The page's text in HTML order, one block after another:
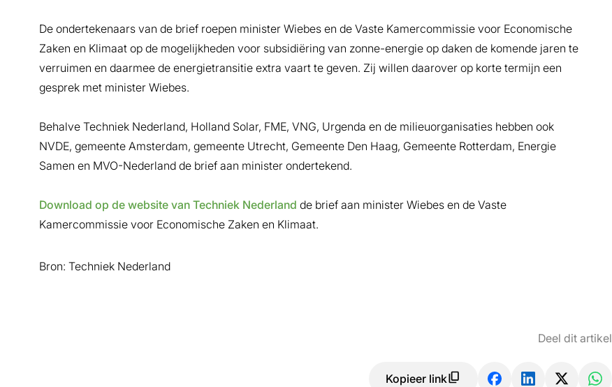
De ondertekenaars van de brief roepen minister Wiebes en de Vaste Kamercommissie voor Economische
Zaken en Klimaat op de mogelijkheden voor subsidiëring van zonne-energie op daken de komende jaren te
verruimen en daarmee de energietransitie extra vaart te geven. Zij willen daarover op korte termijn een
gesprek met minister Wiebes.
Behalve Techniek Nederland, Holland Solar, FME, VNG, Urgenda en de milieuorganisaties hebben ook
NVDE, gemeente Amsterdam, gemeente Utrecht, Gemeente Den Haag, Gemeente Rotterdam, Energie
Samen en MVO-Nederland de brief aan minister ondertekend.
Download op de website van Techniek Nederland de brief aan minister Wiebes en de Vaste
Kamercommissie voor Economische Zaken en Klimaat.
Bron: Techniek Nederland
Deel dit artikel
Kopieer link